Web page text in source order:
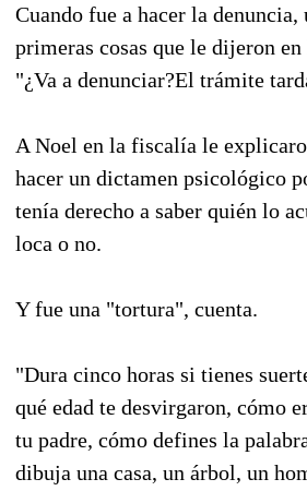
Cuando fue a hacer la denuncia,
primeras cosas que le dijeron
"¿Va a denunciar?El trámite
A Noel en la fiscalía le
hacer un dictamen psicológico
tenía derecho a saber quién lo
loca o no.
Y fue una "tortura", cuenta.
"Dura cinco horas si tienes
qué edad te desvirgaron, cómo
tu padre, cómo defines la
dibuja una casa, un árbol, un